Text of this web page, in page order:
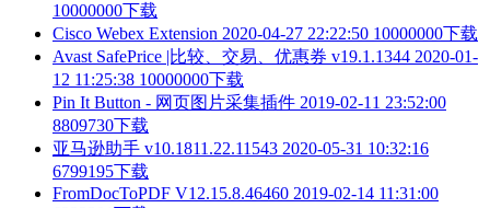
10000000下载
Cisco Webex Extension 2020-04-27 22:22:50 10000000下载
Avast SafePrice |比较、交易、优惠券 v19.1.1344 2020-01-
12 11:25:38 10000000下载
Pin It Button - 网页图片采集插件 2019-02-11 23:52:00
8809730下载
亚马逊助手 v10.1811.22.11543 2020-05-31 10:32:16
6799195下载
FromDocToPDF V12.15.8.46460 2019-02-14 11:31:00